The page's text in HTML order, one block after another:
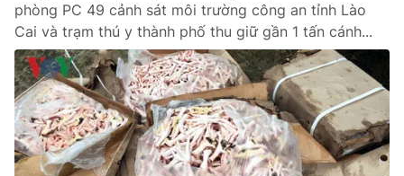
phòng PC 49 cảnh sát môi trường công an tỉnh Lào
Cai và trạm thú y thành phố thu giữ gần 1 tấn cánh...